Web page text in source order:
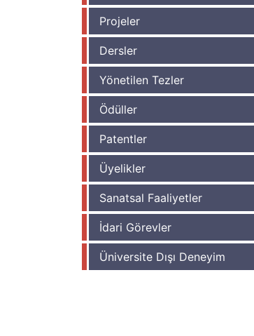
Projeler
Dersler
Yönetilen Tezler
Ödüller
Patentler
Üyelikler
Sanatsal Faaliyetler
İdari Görevler
Üniversite Dışı Deneyim